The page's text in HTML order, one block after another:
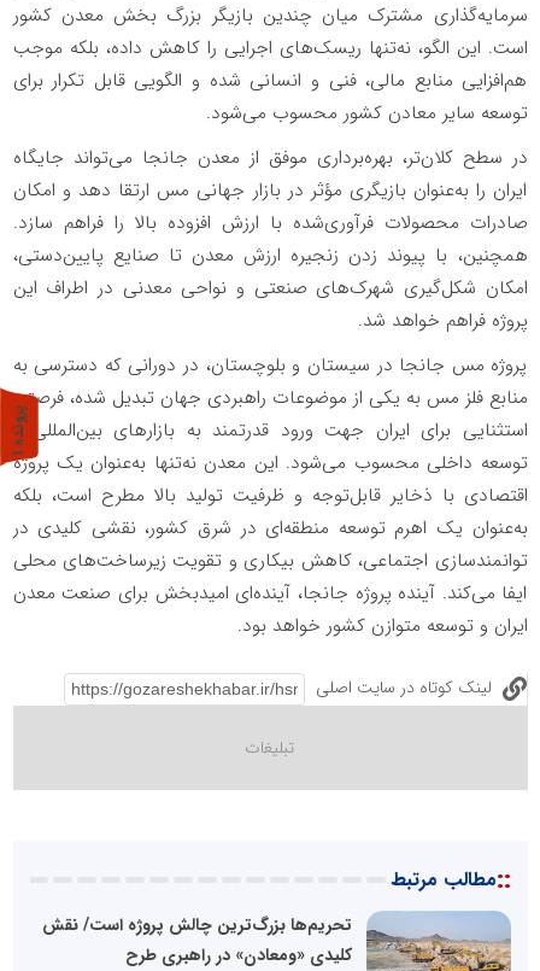
سرمایه‌گذاری مشترک میان چندین بازیگر بزرگ بخش معدن کشور
است. این الگو، نه‌تنها ریسک‌های اجرایی را کاهش داده، بلکه موجب
هم‌افزایی منابع مالی، فنی و انسانی شده و الگویی قابل تکرار برای
توسعه سایر معادن کشور محسوب می‌شود.
در سطح کلان‌تر، بهره‌برداری موفق از معدن جانجا می‌تواند جایگاه
ایران را به‌عنوان بازیگری مؤثر در بازار جهانی مس ارتقا دهد و امکان
صادرات محصولات فرآوری‌شده با ارزش افزوده بالا را فراهم سازد.
همچنین، با پیوند زدن زنجیره ارزش معدن تا صنایع پایین‌دستی،
امکان شکل‌گیری شهرک‌های صنعتی و نواحی معدنی در اطراف این
پروژه فراهم خواهد شد.
پروژه مس جانجا در سیستان و بلوچستان، در دورانی که دسترسی به
منابع فلز مس به یکی از موضوعات راهبردی جهان تبدیل شده، فرصتی
استثنایی برای ایران جهت ورود قدرتمند به بازارهای بین‌المللی و
توسعه داخلی محسوب می‌شود. این معدن نه‌تنها به‌عنوان یک پروژه
اقتصادی با ذخایر قابل‌توجه و ظرفیت تولید بالا مطرح است، بلکه
به‌عنوان یک اهرم توسعه منطقه‌ای در شرق کشور، نقشی کلیدی در
توانمندسازی اجتماعی، کاهش بیکاری و تقویت زیرساخت‌های محلی
ایفا می‌کند. آینده پروژه جانجا، آینده‌ای امیدبخش برای صنعت معدن
ایران و توسعه متوازن کشور خواهد بود.
لینک کوتاه در سایت اصلی
::مطالب مرتبط
تحریم‌ها بزرگ‌ترین چالش پروژه است/ نقش
کلیدی «ومعادن» در راهبری طرح
پ
ر
و
ن
د
ه
1